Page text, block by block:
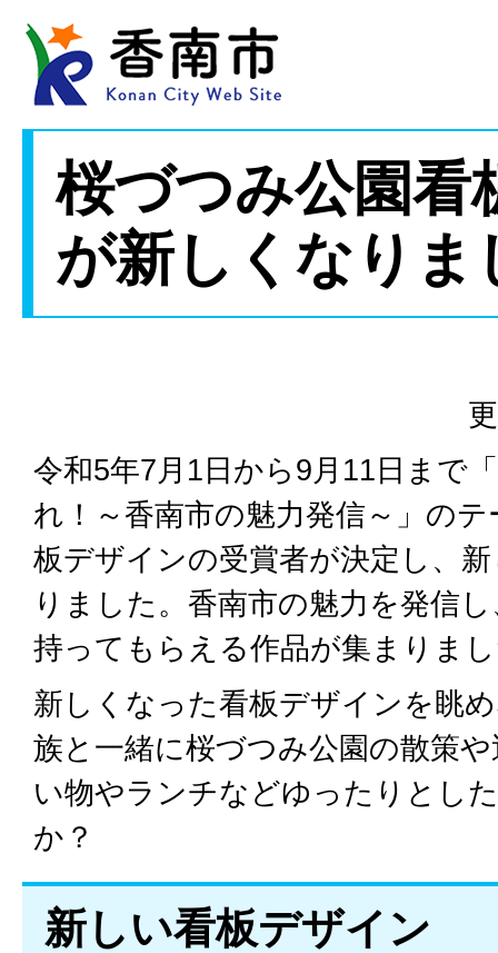
桜づつみ公園看
が新しくなりま
令和5年7月1日から9月11日まで
れ！～香南市の魅力発信～」の
板デザインの受賞者が決定し、
りました。香南市の魅力を発信
持ってもらえる作品が集まりま
新しくなった看板デザインを眺
族と一緒に桜づつみ公園の散策
い物やランチなどゆったりとし
か？
新しい看板デザイン